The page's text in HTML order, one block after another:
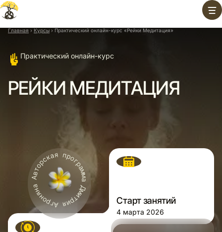
Перейти
содержимому
Главная › Курсы › Практический онлайн-курс «Рейки Медитация»
Практический онлайн-курс
РЕЙКИ МЕДИТАЦИЯ
Старт занятий
4 марта 2026